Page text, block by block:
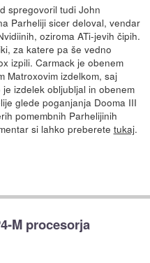
spregovoril tudi John
Parheliji sicer deloval, vendar
oziroma ATi-jevih čipih.
za katere pa še vedno
izpili. Carmack je obenem
Matroxovim izdelkom, saj
izdelek obljubljal in obenem
glede poganjanja Dooma III
pomembnih Parhelijinih
si lahko preberete tukaj.
M procesorja